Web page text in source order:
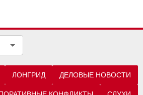
ЛОНГРИД ДЕЛОВЫЕ НОВОСТИ